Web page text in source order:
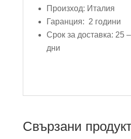
Произход: Италия
Гаранция: 2 години
Срок за доставка: 25
дни
Свързани